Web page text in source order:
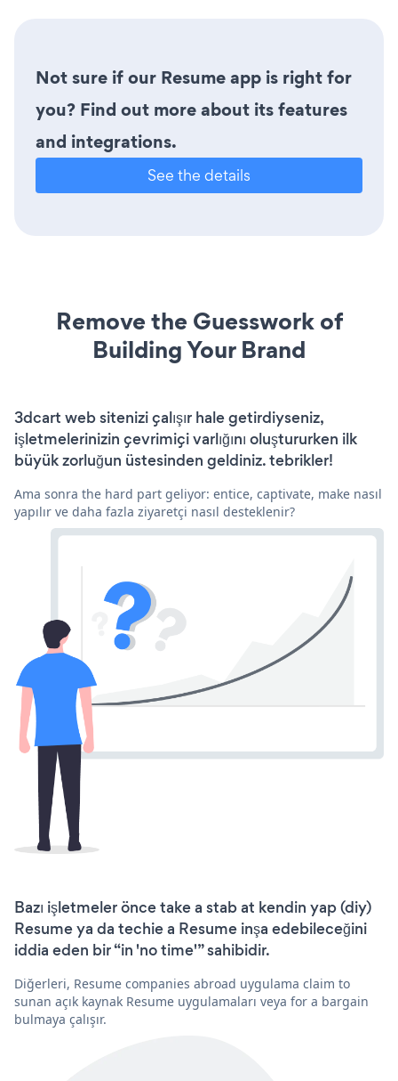
Not sure if our Resume app is right for
you? Find out more about its features
and integrations.
See the details
Remove the Guesswork of
Building Your Brand
3dcart web sitenizi çalışır hale getirdiyseniz,
işletmelerinizin çevrimiçi varlığını oluştururken ilk
büyük zorluğun üstesinden geldiniz. tebrikler!
Ama sonra the hard part geliyor: entice, captivate, make nasıl
yapılır ve daha fazla ziyaretçi nasıl desteklenir?
Bazı işletmeler önce take a stab at kendin yap (diy)
Resume ya da techie a Resume inşa edebileceğini
iddia eden bir “in 'no time'” sahibidir.
Diğerleri, Resume companies abroad uygulama claim to
sunan açık kaynak Resume uygulamaları veya for a bargain
bulmaya çalışır.